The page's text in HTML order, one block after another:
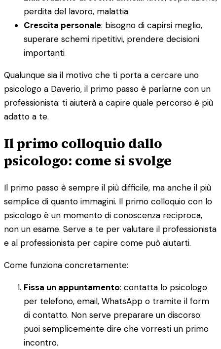
perdita del lavoro, malattia
Crescita personale: bisogno di capirsi meglio,
superare schemi ripetitivi, prendere decisioni
importanti
Qualunque sia il motivo che ti porta a cercare uno
psicologo a Daverio, il primo passo è parlarne con un
professionista: ti aiuterà a capire quale percorso è più
adatto a te.
Il primo colloquio dallo
psicologo: come si svolge
Il primo passo è sempre il più difficile, ma anche il più
semplice di quanto immagini. Il primo colloquio con lo
psicologo è un momento di conoscenza reciproca,
non un esame. Serve a te per valutare il professionista
e al professionista per capire come può aiutarti.
Come funziona concretamente:
Fissa un appuntamento: contatta lo psicologo
per telefono, email, WhatsApp o tramite il form
di contatto. Non serve preparare un discorso:
puoi semplicemente dire che vorresti un primo
incontro.